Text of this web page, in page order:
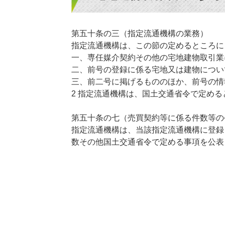
第五十条の三（指定流通機構の業務）
指定流通機構は、この節の定めるところ
一、専任媒介契約その他の宅地建物取引
二、前号の登録に係る宅地又は建物につ
三、前二号に掲げるもののほか、前号の
2 指定流通機構は、国土交通省令で定め
第五十条の七（売買契約等に係る件数等
指定流通機構は、当該指定流通機構に登
数その他国土交通省令で定める事項を公